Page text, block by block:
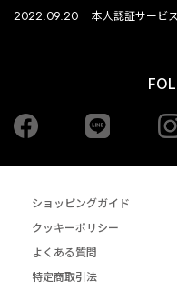
2022.09.20 本人認証サービ
Facebook
ショッピングガイド
クッキーポリシー
よくある質問
特定商取引法